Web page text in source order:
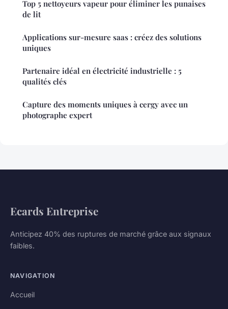
Top 5 nettoyeurs vapeur pour éliminer les punaises
de lit
Applications sur-mesure saas : créez des solutions
uniques
Partenaire idéal en électricité industrielle : 5
qualités clés
Capture des moments uniques à cergy avec un
photographe expert
Ecards Entreprise
Anticipez 40% des ruptures de marché grâce aux signaux
faibles.
NAVIGATION
Accueil